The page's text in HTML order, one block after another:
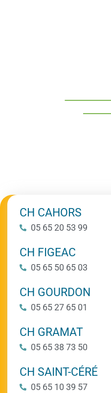
CH CAHORS
05 65 20 53 99
CH FIGEAC
05 65 50 65 03
CH GOURDON
05 65 27 65 01
CH GRAMAT
05 65 38 73 50
CH SAINT-CÉRÉ
05 65 10 39 57